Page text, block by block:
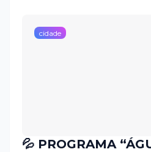
cidade
💦 PROGRAMA